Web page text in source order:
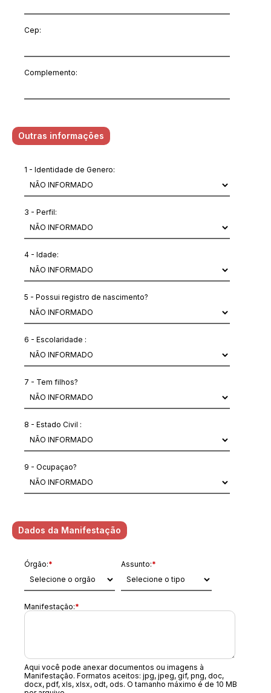
Cep:
Complemento:
Outras informações
1 - Identidade de Genero:
3 - Perfil:
4 - Idade:
5 - Possui registro de nascimento?
6 - Escolaridade :
7 - Tem filhos?
8 - Estado Civil :
9 - Ocupaçao?
Dados da Manifestação
Órgão:* Assunto:*
Manifestação:*
Aqui você pode anexar documentos ou imagens à
Manifestação. Formatos aceitos: jpg, jpeg, gif, png, doc,
docx, pdf, xls, xlsx, odt, ods. O tamanho máximo é de 10 MB